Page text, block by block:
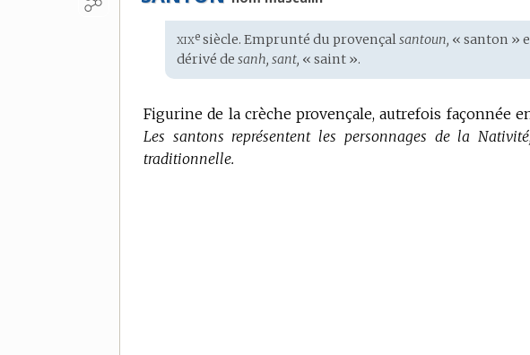
Étymologie
:
xixe siècle. Emprunté duprovençalsantoun, « santon »
dérivé desanh, sant, « saint ».
Figurine de la crèche provençale, autrefois façonnée
Les santons représentent les personnages de la
traditionnelle.